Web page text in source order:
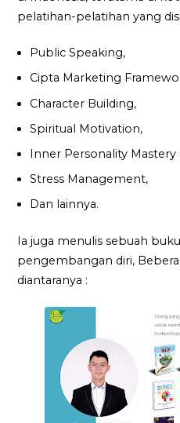
pelatihan-pelatihan yang
Public Speaking,
Cipta Marketing
Character Building,
Spiritual Motivation,
Inner Personality Mastery
Stress Management,
Dan lainnya.
Ia juga menulis sebuah
pengembangan diri,
diantaranya :